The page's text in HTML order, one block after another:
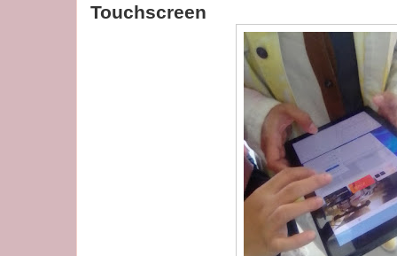
Touchscreen